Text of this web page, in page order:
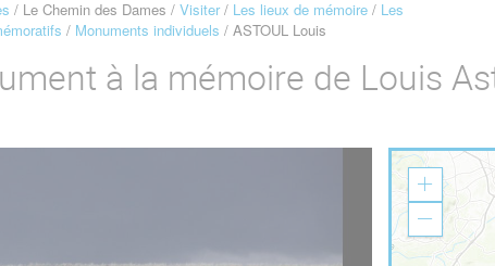
Le Chemin des Dames Visiter Les lieux de mémoire
Les
Monuments individuels ASTOUL Louis
à la mémoire de Louis
Z
o
o
m
I
o
o